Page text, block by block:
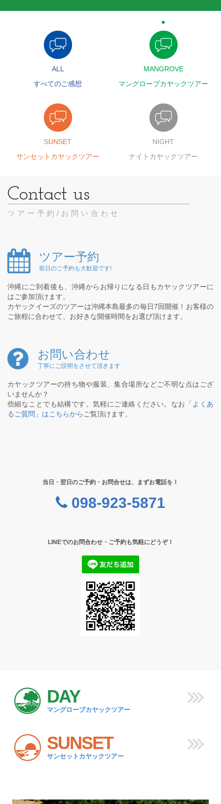
ALL
すべてのご感想
MANGROVE
マングローブカヤックツアー
SUNSET
サンセットカヤックツアー
NIGHT
ナイトカヤックツアー
ツアー予約/お問い合わせ
ツアー予約
前日のご予約も大歓迎です!
沖縄にご到着後も、沖縄からお帰りになる日もカヤックツアーに
はご参加頂けます。
カヤックイーズのツアーは沖縄本島最多の毎日7回開催！お客様の
ご旅程に合わせて、お好きな開催時間をお選び頂けます。
お問い合わせ
丁寧にご説明をさせて頂きます
カヤックツアーの持ち物や服装、集合場所などご不明な点はござ
いませんか？
些細なことでも結構です。気軽にご連絡ください。なお
「よくあ
るご質問」はこちらから ご覧頂けます。
当日・翌日のご予約・お問合せは、まずお電話を！
098-923-5871
LINEでのお問合わせ・ご予約も気軽にどうぞ！
DAY
マングローブカヤックツアー
SUNSET
サンセットカヤックツアー